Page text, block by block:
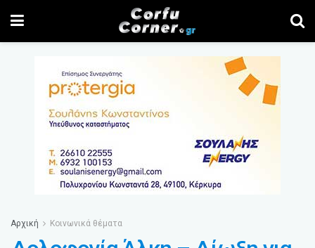
Αρχική Κοινωνικά θέματα